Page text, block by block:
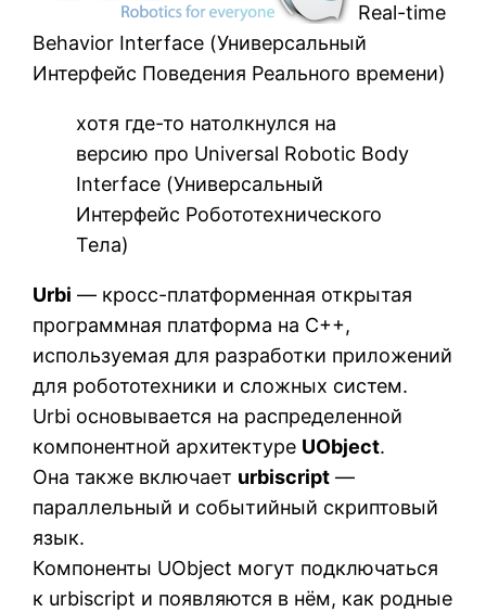
Real-time
Behavior Interface (Универсальный
Интерфейс Поведения Реального времени)
хотя где-то натолкнулся на
версию про Universal Robotic Body
Interface (Универсальный
Интерфейс Робототехнического
Тела)
Urbi — кросс-платформенная открытая
программная платформа на C++,
используемая для разработки приложений
для робототехники и сложных систем.
Urbi основывается на распределенной
компонентной архитектуре UObject.
Она также включает urbiscript —
параллельный и событийный скриптовый
язык.
Компоненты UObject могут подключаться
к urbiscript и появляются в нём, как родные